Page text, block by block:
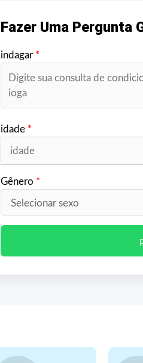
Fazer Uma Pergunta
indagar *
idade *
Gênero *